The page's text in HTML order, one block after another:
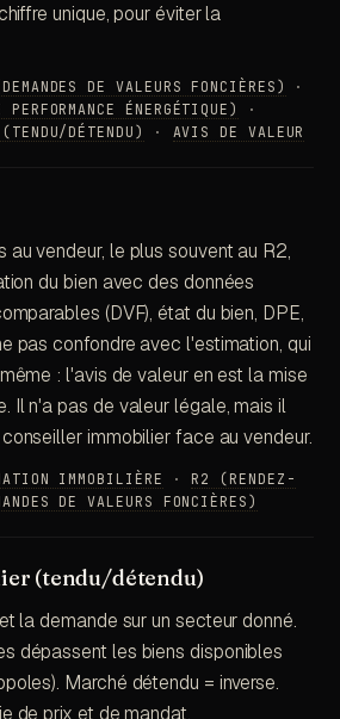
unique, pour éviter la
DE VALEURS FONCIÈRES)
·
ÉNERGÉTIQUE)
·
DÉTENDU)
· AVIS DE VALEUR
au vendeur, le plus souvent au R2,
du bien avec des données
(DVF), état du bien, DPE,
pas confondre avec l'estimation, qui
: l'avis de valeur en est la mise
Il n'a pas de valeur légale, mais il
immobilier face au vendeur.
IMMOBILIÈRE · R2 (RENDEZ-
DE VALEURS FONCIÈRES)
(tendu/détendu)
la demande sur un secteur donné.
dépassent les biens disponibles
Marché détendu = inverse.
de prix et de mandat.